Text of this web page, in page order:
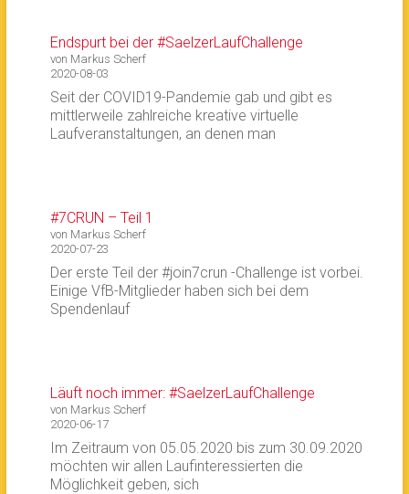
Endspurt bei der #SaelzerLaufChallenge
von Markus Scherf
2020-08-03
Seit der COVID19-Pandemie gab und gibt es
mittlerweile zahlreiche kreative virtuelle
Laufveranstaltungen, an denen man
#7CRUN – Teil 1
von Markus Scherf
2020-07-23
Der erste Teil der #join7crun -Challenge ist vorbei.
Einige VfB-Mitglieder haben sich bei dem
Spendenlauf
Läuft noch immer: #SaelzerLaufChallenge
von Markus Scherf
2020-06-17
Im Zeitraum von 05.05.2020 bis zum 30.09.2020
möchten wir allen Laufinteressierten die
Möglichkeit geben, sich